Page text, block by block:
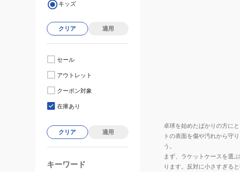
卓球を始めたばかりの方に
トの表面を傷や汚れから守
う。
まず、ラケットケースを選
ります。反対に小さすぎる
キッズ
クリア 適用
セール
アウトレット
クーポン対象
在庫あり
クリア 適用
キーワード